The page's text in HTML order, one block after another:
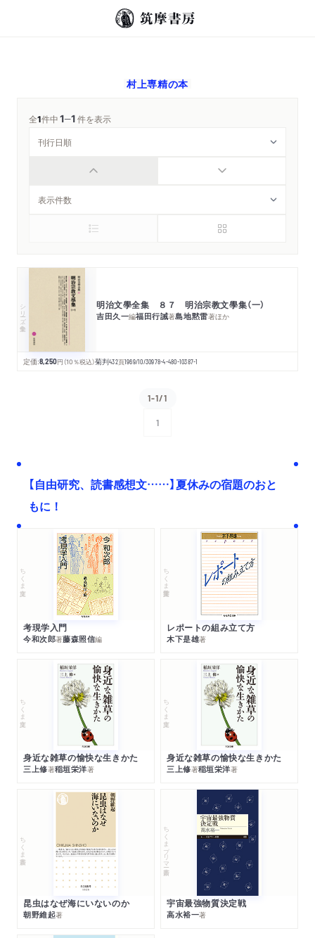
村上専精の本
全1件中1─1件を表示
シリーズ・全集 明治文學全集 ８７ 明治宗教文學集（一）
吉田久一編福田行誡著島地黙雷著ほか
定価:8,250円 （10％税込）菊判432頁1969/10/30978-4-480-10387-1
1-1/1
1
【自由研究、読書感想文……】夏休みの宿題のおと
もに！
ちくま文庫
考現学入門
今和次郎著藤森照信編
ちくま学芸文庫
レポートの組み立て方
木下是雄著
ちくま文庫
身近な雑草の愉快な生きかた
三上修著稲垣栄洋著
ちくま文庫
身近な雑草の愉快な生きかた
三上修著稲垣栄洋著
ちくま新書
昆虫はなぜ海にいないのか
朝野維起著
ちくまプリマー新書
宇宙最強物質決定戦
高水裕一著